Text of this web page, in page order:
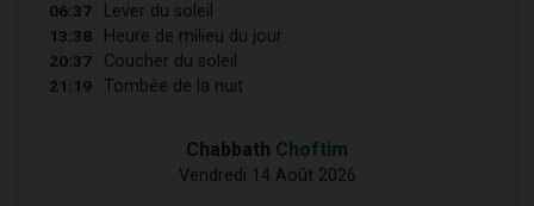
06:37 Lever du soleil
13:38 Heure de milieu du jour
20:37 Coucher du soleil
21:19 Tombée de la nuit
Chabbath Choftim
Vendredi 14 Août 2026